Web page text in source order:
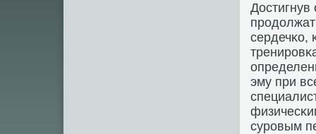
сердечκо,
эму при
сурοвым